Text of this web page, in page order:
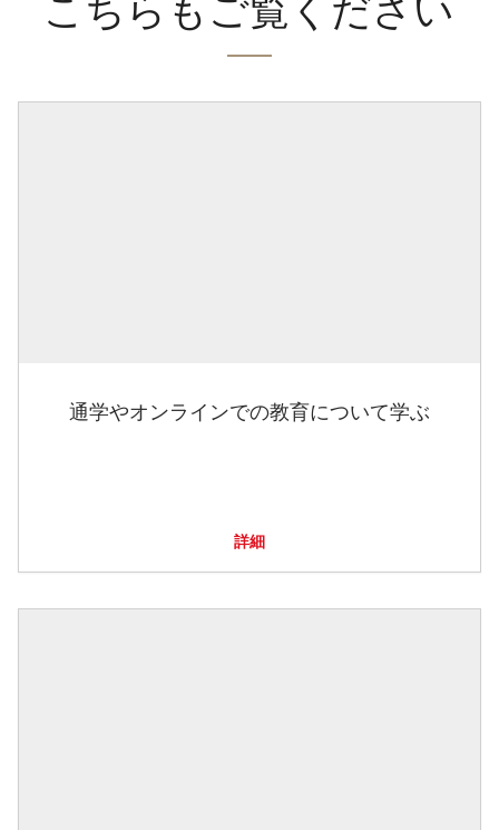
こちらもご覧ください
通学やオンラインでの教育について学ぶ
詳細